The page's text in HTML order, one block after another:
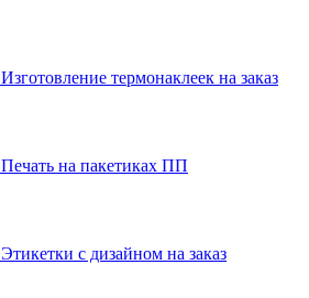
Изготовление термонаклеек на заказ
Печать на пакетиках ПП
Этикетки с дизайном на заказ